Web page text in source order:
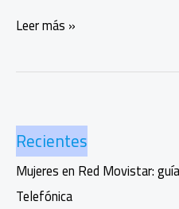
GEIAL
ciudades
líderes
en
emprendimiento
Leer más »
Recientes
Mujeres en Red Movistar:
Telefónica